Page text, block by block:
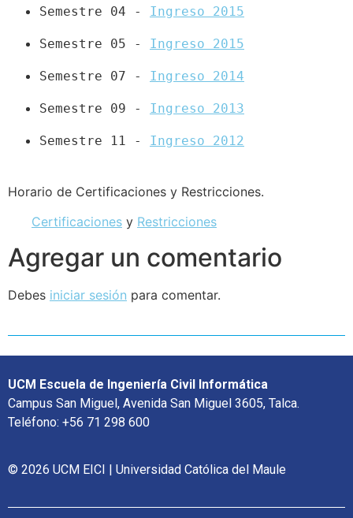
Semestre 04 - Ingreso 2015
Semestre 05 - Ingreso 2015
Semestre 07 - Ingreso 2014
Semestre 09 - Ingreso 2013
Semestre 11 - Ingreso 2012
Horario de Certificaciones y Restricciones.
Certificaciones y Restricciones
Agregar un comentario
Debes iniciar sesión para comentar.
UCM Escuela de Ingeniería Civil Informática
Campus San Miguel, Avenida San Miguel 3605, Talca.
Teléfono: +56 71 298 600
© 2026 UCM EICI | Universidad Católica del Maule